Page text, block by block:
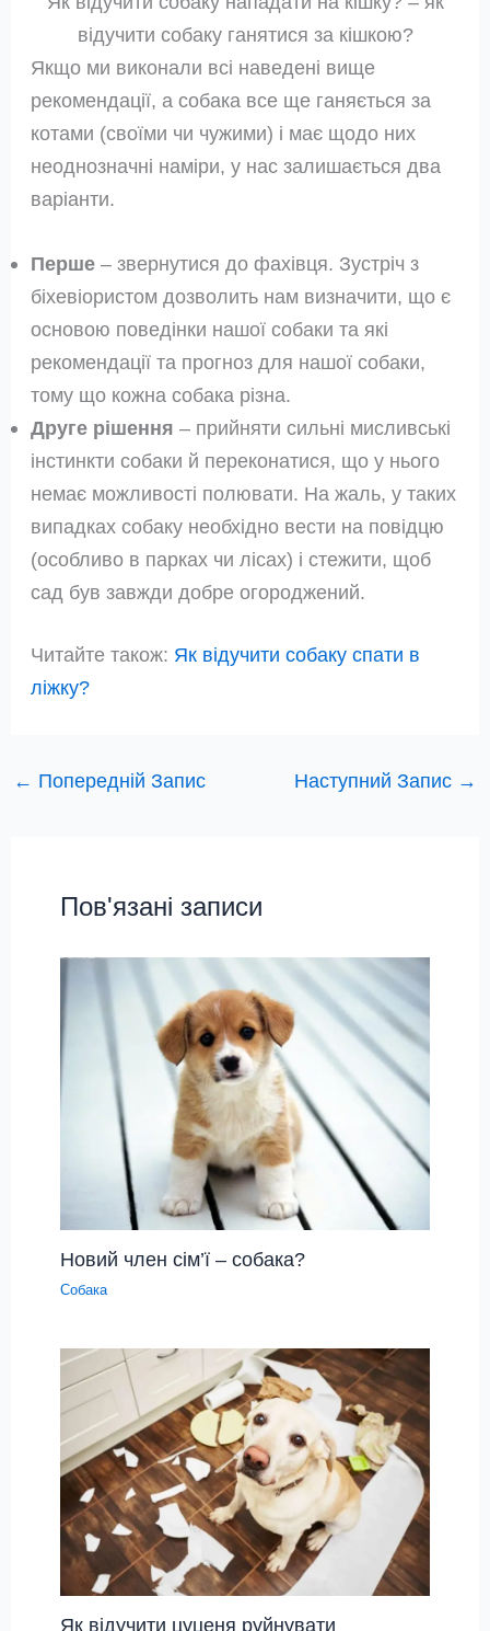
відучити собаку ганятися за кішкою?
Якщо ми виконали всі наведені вище
рекомендації, а собака все ще ганяється за
котами (своїми чи чужими) і має щодо них
неоднозначні наміри, у нас залишається два
варіанти.
Перше – звернутися до фахівця. Зустріч з
біхевіористом дозволить нам визначити, що є
основою поведінки нашої собаки та які
рекомендації та прогноз для нашої собаки,
тому що кожна собака різна.
Друге рішення – прийняти сильні мисливські
інстинкти собаки й переконатися, що у нього
немає можливості полювати. На жаль, у таких
випадках собаку необхідно вести на повідцю
(особливо в парках чи лісах) і стежити, щоб
сад був завжди добре огороджений.
Читайте також: Як відучити собаку спати в
ліжку?
← Попередній Запис Наступний Запис →
Пов'язані записи
Новий член сім’ї – собака?
Собака
Як відучити цуценя руйнувати